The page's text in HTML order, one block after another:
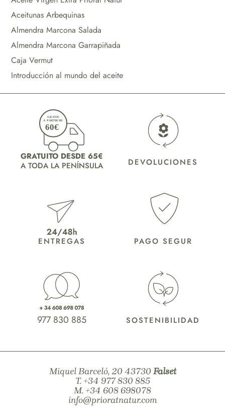
Aceitunas Arbequinas
Almendra Marcona Salada
Almendra Marcona Garrapiñada
Caja Vermut
Introducción al mundo del aceite
GRATUITO DESDE 65€
A TODA LA PENÍNSULA
ENTREGAS
977 830 885
DEVOLUCIONES
PAGO SEGUR
SOSTENIBILIDAD
Miquel Barceló, 20 43730 Falset
T.+34 977 830 885
M. +34 608 698078
info@prioratnatur.com